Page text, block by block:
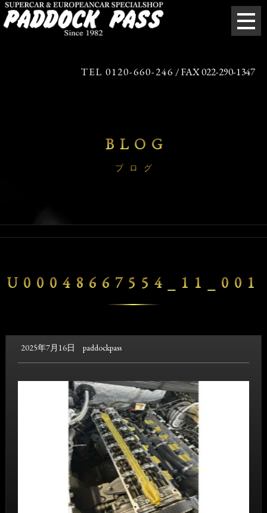
TEL 0120-660-246 / FAX 022-290-1347
BLOG
ブログ
U00048667554_11_001
2025年7月16日 paddockpass